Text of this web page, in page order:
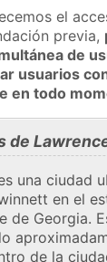
el
previa,
de
usuarios
en todo
de
una ciudad
en el
de Georgia.
de la